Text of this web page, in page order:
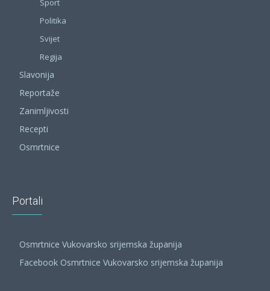
Sport
Politika
Svijet
Regija
Slavonija
Reportaže
Zanimljivosti
Recepti
Osmrtnice
Portali
Osmrtnice Vukovarsko srijemska županija
Facebook Osmrtnice Vukovarsko srijemska županija